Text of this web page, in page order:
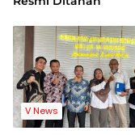
V News